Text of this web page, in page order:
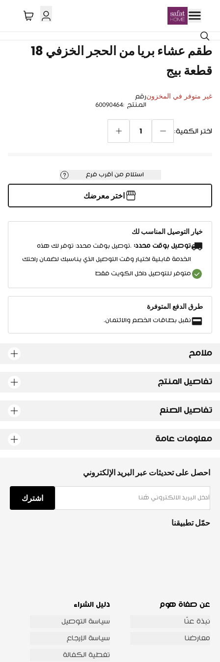
طقم عشاء بريا من الحجر الخزفي 18
قطعة بيج
غير متوفر في المخزونرقم
المنتج :
60090464
اختر الكمية: 1
استلام من أقرب فرع
اختر معرضك
خيار التوصيل المناسب لك
توصيل بوقت محدد: .توصيل بوقت محدد: توفر لك هذه
الخدمة قابلية اختيار وقت التوصيل الذي يناسبك لضمان راحتك
متوفر للتوصيل داخل الكويت فقط
طرق الدفع المتوفرة
نقبل بطاقات الخصم والائتمان.
ملامح
تفاصيل المنتج
تفاصيل الصنع
معلومات عامة
احصل على تحديثات عبر البريد الإلكتروني
اشترك
حمّل تطبيقنا
عن صفاة هوم
نبذة عنّا
معارضنا
دليل الشراء
سياسة التوصيل
سياسة الإرجاع
تغطية الكفالة